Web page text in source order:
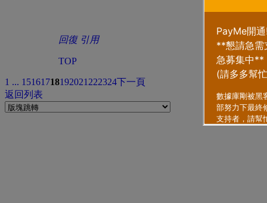
回復 引用
TOP
1 ... 15161718192021 222324下一頁
返回列表